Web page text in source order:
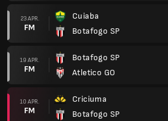
23 APR.
FM
Cuiaba
Botafogo SP
19 APR.
FM
Botafogo SP
Atletico GO
10 APR.
FM
Criciuma
Botafogo SP